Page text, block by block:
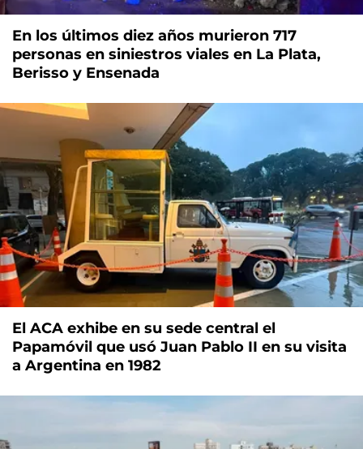
En los últimos diez años murieron 717
personas en siniestros viales en La Plata,
Berisso y Ensenada
El ACA exhibe en su sede central el
Papamóvil que usó Juan Pablo II en su visita
a Argentina en 1982